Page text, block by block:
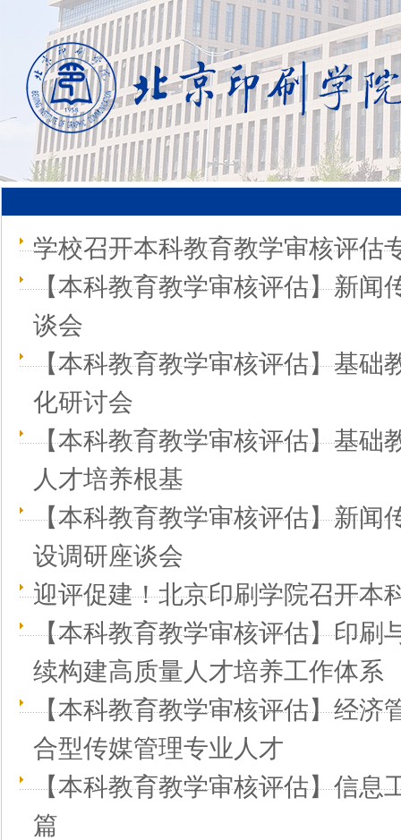
学校召开本科教育教学审核评估
【本科教育教学审核评估】新闻
谈会
【本科教育教学审核评估】基础
化研讨会
【本科教育教学审核评估】基础
人才培养根基
【本科教育教学审核评估】新闻
设调研座谈会
迎评促建！北京印刷学院召开本
【本科教育教学审核评估】印刷
续构建高质量人才培养工作体系
【本科教育教学审核评估】经济
合型传媒管理专业人才
【本科教育教学审核评估】信息
篇